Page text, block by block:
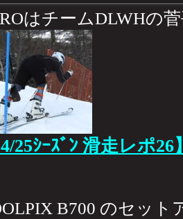
はチームDLWHの
25ｼｰｽﾞﾝ 滑走レポ26
B700 のセッ